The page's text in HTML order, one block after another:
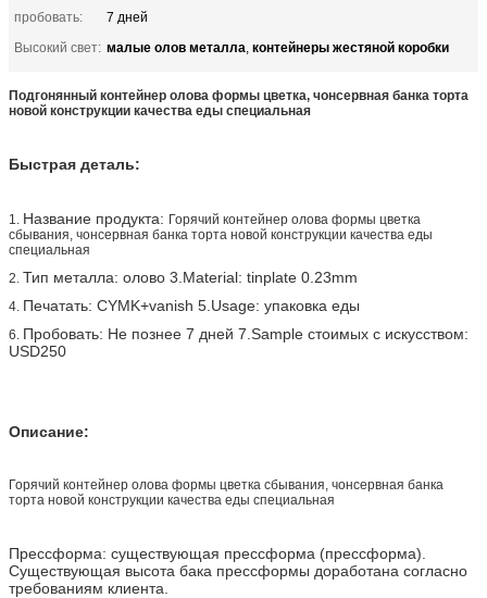
пробовать:
7 дней
Высокий свет: малые олов металла, контейнеры жестяной коробки
Подгонянный контейнер олова формы цветка, чонсервная банка торта
новой конструкции качества еды специальная
Быстрая деталь:
1. Название продукта: Горячий контейнер олова формы цветка
сбывания, чонсервная банка торта новой конструкции качества еды
специальная
2. Тип металла: олово 3.Material: tinplate 0.23mm
4. Печатать: CYMK+vanish 5.Usage: упаковка еды
6. Пробовать: Не познее 7 дней 7.Sample стоимых с искусством:
USD250
Описание:
Горячий контейнер олова формы цветка сбывания, чонсервная банка
торта новой конструкции качества еды специальная
Прессформа: существующая прессформа (прессформа).
Существующая высота бака прессформы доработана согласно
требованиям клиента.